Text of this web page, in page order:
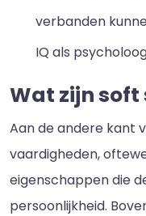
verbanden
IQ als
Wat zijn soft
Aan de andere kant
vaardigheden,
eigenschappen die
persoonlijkheid.